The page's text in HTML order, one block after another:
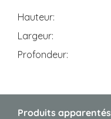
Hauteur
Largeur
Profondeur
Produits apparentés